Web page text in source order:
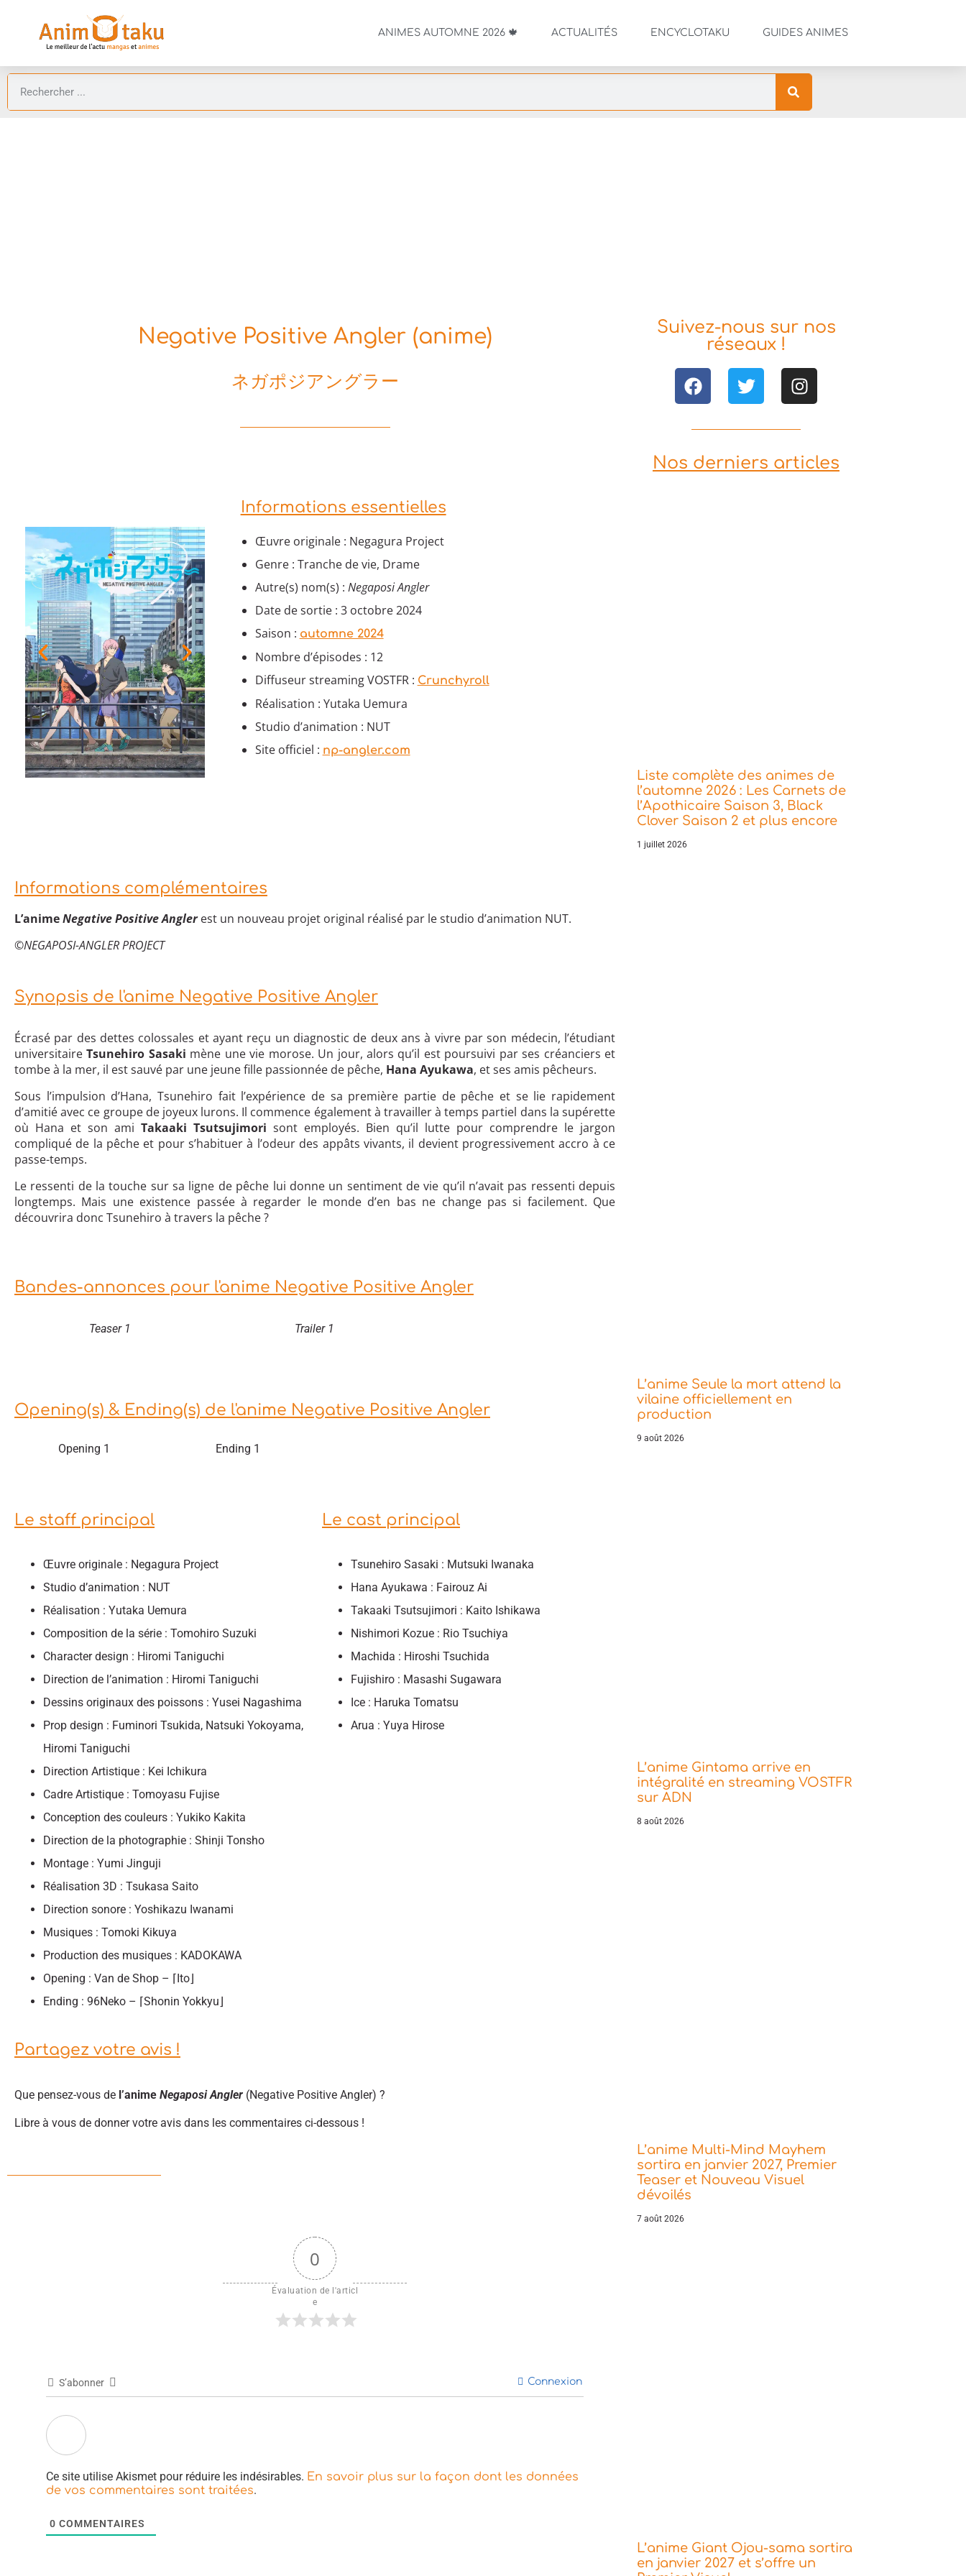
ANIMES AUTOMNE 2026 🍁 ACTUALITÉS ENCYCLOTAKU GUIDES ANIMES
Negative Positive Angler (anime)
ネガポジアングラー
Informations essentielles
Œuvre originale : Negagura Project
Genre : Tranche de vie, Drame
Autre(s) nom(s) : Negaposi Angler
Date de sortie : 3 octobre 2024
Saison : automne 2024
Nombre d’épisodes : 12
Diffuseur streaming VOSTFR : Crunchyroll
Réalisation : Yutaka Uemura
Studio d’animation : NUT
Site officiel : np-angler.com
Informations complémentaires
L’animeNegative Positive Angler est un nouveau projet original réalisé par le studio d’animation NUT.
©NEGAPOSI-ANGLER PROJECT
Synopsis de l'anime Negative Positive Angler
Écrasé par des dettes colossales et ayant reçu un diagnostic de deux ans à vivre par son médecin, l’étudiant
universitaireTsunehiro Sasaki mène une vie morose. Un jour, alors qu’il est poursuivi par ses créanciers et
tombe à la mer, il est sauvé par une jeune fille passionnée de pêche, Hana Ayukawa, et ses amis pêcheurs.
Sous l’impulsion d’Hana, Tsunehiro fait l’expérience de sa première partie de pêche et se lie rapidement
d’amitié avec ce groupe de joyeux lurons. Il commence également à travailler à temps partiel dans la supérette
où Hana et son ami Takaaki Tsutsujimori sont employés. Bien qu’il lutte pour comprendre le jargon
compliqué de la pêche et pour s’habituer à l’odeur des appâts vivants, il devient progressivement accro à ce
passe-temps.
Le ressenti de la touche sur sa ligne de pêche lui donne un sentiment de vie qu’il n’avait pas ressenti depuis
longtemps. Mais une existence passée à regarder le monde d’en bas ne change pas si facilement. Que
découvrira donc Tsunehiro à travers la pêche ?
Bandes-annonces pour l'anime Negative Positive Angler
Teaser 1 Trailer 1
Opening(s) & Ending(s) de l'anime Negative Positive Angler
Opening 1 Ending 1
Le staff principal
Œuvre originale : Negagura Project
Studio d’animation : NUT
Réalisation : Yutaka Uemura
Composition de la série : Tomohiro Suzuki
Character design : Hiromi Taniguchi
Direction de l’animation : Hiromi Taniguchi
Dessins originaux des poissons : Yusei Nagashima
Prop design : Fuminori Tsukida, Natsuki Yokoyama,
Hiromi Taniguchi
Direction Artistique : Kei Ichikura
Cadre Artistique : Tomoyasu Fujise
Conception des couleurs : Yukiko Kakita
Direction de la photographie : Shinji Tonsho
Montage : Yumi Jinguji
Réalisation 3D : Tsukasa Saito
Direction sonore : Yoshikazu Iwanami
Musiques : Tomoki Kikuya
Production des musiques : KADOKAWA
Opening : Van de Shop – ⌈Ito⌋
Ending : 96Neko – ⌈Shonin Yokkyu⌋
Le cast principal
Tsunehiro Sasaki : Mutsuki Iwanaka
Hana Ayukawa : Fairouz Ai
Takaaki Tsutsujimori : Kaito Ishikawa
Nishimori Kozue : Rio Tsuchiya
Machida : Hiroshi Tsuchida
Fujishiro : Masashi Sugawara
Ice : Haruka Tomatsu
Arua : Yuya Hirose
Partagez votre avis !
Que pensez-vous de l’anime Negaposi Angler (Negative Positive Angler) ?
Libre à vous de donner votre avis dans les commentaires ci-dessous !
0
Évaluation de l'articl
e
S’abonner Connexion
Ce site utilise Akismet pour réduire les indésirables. En savoir plus sur la façon dont les données
de vos commentaires sont traitées.
0 COMMENTAIRES
Suivez-nous sur nos
réseaux !
Nos derniers articles
Liste complète des animes de
l’automne 2026 : Les Carnets de
l’Apothicaire Saison 3, Black
Clover Saison 2 et plus encore
1 juillet 2026
L’anime Seule la mort attend la
vilaine officiellement en
production
9 août 2026
L’anime Gintama arrive en
intégralité en streaming VOSTFR
sur ADN
8 août 2026
L’anime Multi-Mind Mayhem
sortira en janvier 2027, Premier
Teaser et Nouveau Visuel
dévoilés
7 août 2026
L’anime Giant Ojou-sama sortira
en janvier 2027 et s’offre un